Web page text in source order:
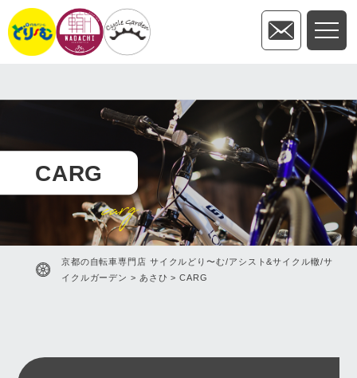
CARG
carg
京都の自転車専門店 サイクルどり〜む/アシスト&サイクル轍/サ
イクルガーデン > あさひ >CARG